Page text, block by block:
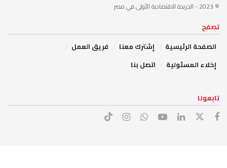
© 2023 - الجريدة الاقتصادية الأولى في مصر
تصفح
الصفحة الرئيسية
إشترك معنا
فريق العمل
إخلاء المسئولية
اتصل بنا
تابعونا